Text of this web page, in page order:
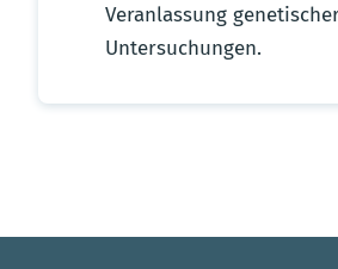
Veranlassung
Untersuchungen.